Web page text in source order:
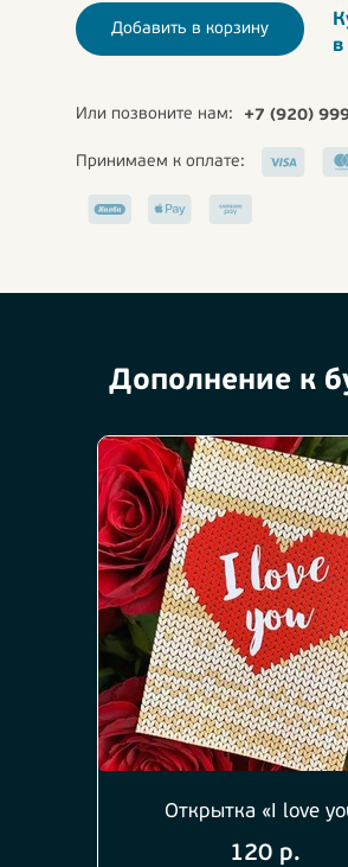
Добавить в корзину
в
Или позвоните нам: +7 (920)
Принимаем к оплате:
Дополнение к
Открытка «I love
120 р.